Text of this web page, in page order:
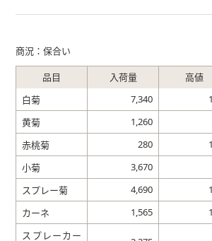
商況：保合い
品目 入荷量 高値
白菊
7,340
黄菊
1,260
赤桃菊
280
小菊
3,670
スプレー菊
4,690
カーネ
1,565
スプレーカー